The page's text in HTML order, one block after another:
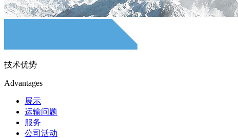
技术优势
Advantages
展示
运输问题
服务
公司活动